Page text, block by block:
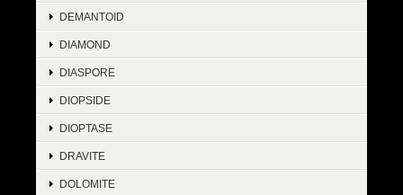
DEMANTOID
DIAMOND
DIASPORE
DIOPSIDE
DIOPTASE
DRAVITE
DOLOMITE